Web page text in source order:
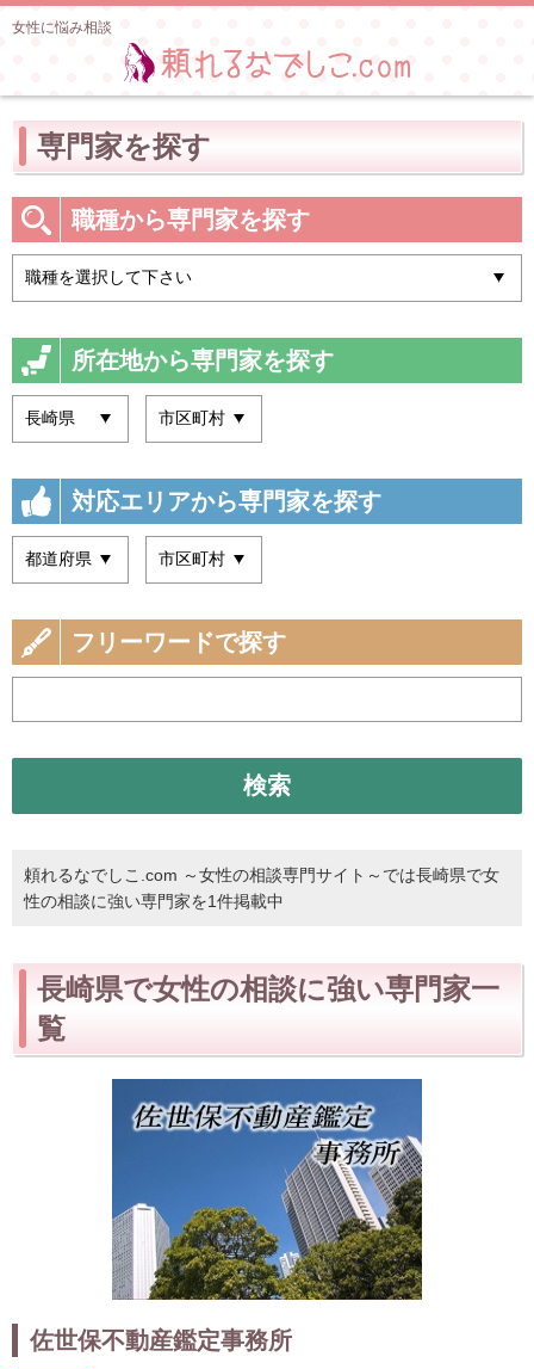
女性に悩み相談
専門家を探す
職種から専門家を探す
所在地から専門家を探す
対応エリアから専門家を探す
フリーワードで探す
検索
頼れるなでしこ.com ～女性の相談専門サイト～では長崎県で女
性の相談に強い専門家を1件掲載中
長崎県で女性の相談に強い専門家一
覧
佐世保不動産鑑定事務所